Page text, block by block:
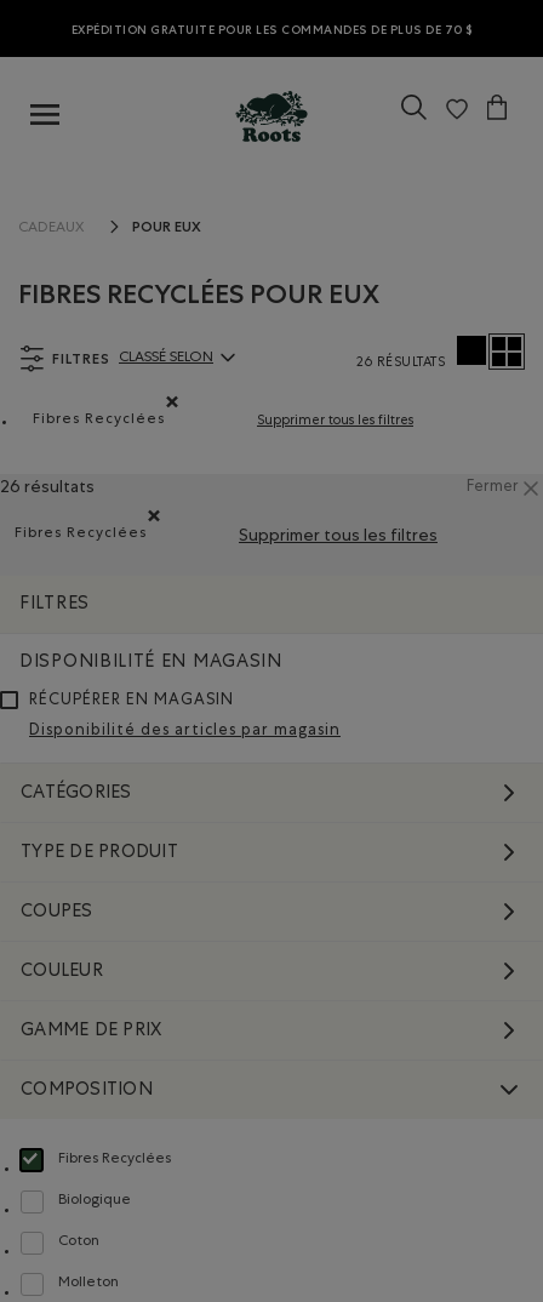
EXPÉDITION GRATUITE POUR LES COMMANDES DE PLUS DE 70 $
CADEAUX POUR EUX
FIBRES RECYCLÉES POUR EUX
FILTRES
Fibres Recyclées
Supprimer tous les filtres
ClassÃ© selon Articles:
CLASSÉ SELON 26 RÉSULTATS
26 résultats Fermer
Fibres Recyclées
Supprimer le filtre Classé selon Composition :
Supprimer tous les filtres
FILTRES
DISPONIBILITÉ EN MAGASIN
RÉCUPÉRER EN MAGASIN
Disponibilité des articles par magasin
CATÉGORIES
TYPE DE PRODUIT
COUPES
COULEUR
GAMME DE PRIX
COMPOSITION
Fibres Recyclées
Choisir Classé selon Composition : FibresRecyclées(RecycledFibres)
Biologique
Classer selon Composition : FibresDeCotonBiologique(OrganicCottonFibres)
Coton
Classer selon Composition : Coton(Cotton)
Molleton
Classer selon Composition : Molleton(Fleece)